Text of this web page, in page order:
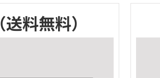
（送料無料）